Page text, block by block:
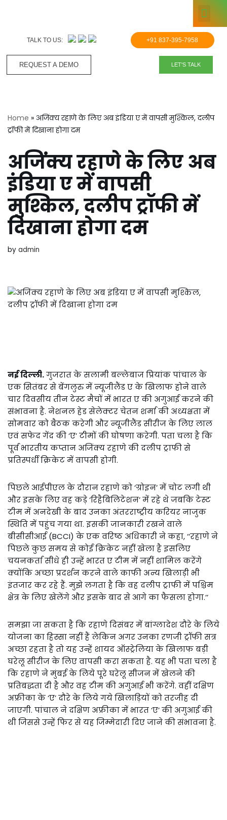
TALK TO US: +91 837-395-7958
REQUEST A DEMO​ LET'S TALK
Home » अजिंक्य रहाणे के लिए अब इंडिया ए में वापसी मुश्किल, दलीप
ट्रॉफी में दिखाना होगा दम
अजिंक्य रहाणे के लिए अब
इंडिया ए में वापसी
मुश्किल, दलीप ट्रॉफी में
दिखाना होगा दम
by admin
नई दिल्ली.गुजरात के सलामी बल्लेबाज प्रियांक पांचाल के
एक सितंबर से बेंगलुरु में न्यूजीलैंड ए के खिलाफ होने वाले
चार दिवसीय तीन टेस्ट मैचों में भारत ए की अगुआई करने की
संभावना है. नेशनल हेड सेलेक्टर चेतन शर्मा की अध्यक्षता में
सोमवार को बैठक करेगी और न्यूजीलैंड सीरीज के लिए लाल
एवं सफेद गेंद की ‘ए’ टीमों की घोषणा करेगी. पता चला है कि
पूर्व भारतीय कप्तान अजिंक्य रहाणे की दलीप ट्राफी से
प्रतिस्पर्धी क्रिकेट में वापसी होगी.
पिछले आईपीएल के दौरान रहाणे को ‘ग्रोइन’ में चोट लगी थी
और इसके लिए वह कड़े ‘रिहैबिलिटेशन’ में रहे थे जबकि टेस्ट
टीम में अनदेखी के बाद उनका अंतरराष्ट्रीय करियर नाजुक
स्थिति में पहुंच गया था. इसकी जानकारी रखने वाले
बीसीसीआई (BCCI) के एक वरिष्ठ अधिकारी ने कहा, ‘‘रहाणे ने
पिछले कुछ समय से कोई क्रिकेट नहीं खेला है इसलिए
चयनकर्ता सीधे ही उन्हें भारत ए टीम में नहीं शामिल करेंगे
क्योंकि अच्छा प्रदर्शन करने वाले काफी अन्य खिलाड़ी भी
इंतजार कर रहे हैं. मुझे लगता है कि वह दलीप ट्राफी में पश्चिम
क्षेत्र के लिए खेलेंगे और इसके बाद से आगे का फैसला होगा.’’
समझा जा सकता है कि रहाणे दिसंबर में बांग्लादेश दौरे के लिये
योजना का हिस्सा नहीं हैं लेकिन अगर उनका रणजी ट्रॉफी सत्र
अच्छा रहता है तो यह उन्हें शायद ऑस्ट्रेलिया के खिलाफ बड़ी
घरेलू सीरीज के लिए वापसी करा सकता है. यह भी पता चला है
कि रहाणे ने मुंबई के लिये पूरे घरेलू सीजन में खेलने की
प्रतिबद्धता दी है और वह टीम की अगुआई भी करेंगे. वहीं दक्षिण
अफ्रीका के ‘ए’ दौरे के लिये गये खिलाड़ियों को तरजीह दी
जाएगी. पांचाल ने दक्षिण अफ्रीका में भारत ‘ए’ की अगुआई की
थी जिससे उन्हें फिर से यह जिम्मेदारी दिए जाने की संभावना है.